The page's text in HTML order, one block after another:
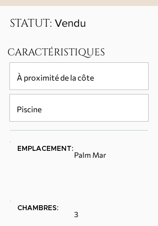
STATUT: Vendu
CARACTÉRISTIQUES
À proximité de la côte
Piscine
EMPLACEMENT:
Palm Mar
CHAMBRES:
3